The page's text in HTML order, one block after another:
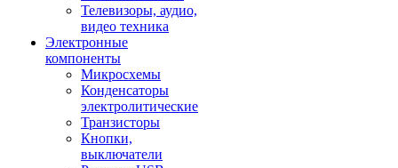
Телевизоры, аудио,
видео техника
Электронные
компоненты
Микросхемы
Конденсаторы
электролитические
Транзисторы
Кнопки,
выключатели